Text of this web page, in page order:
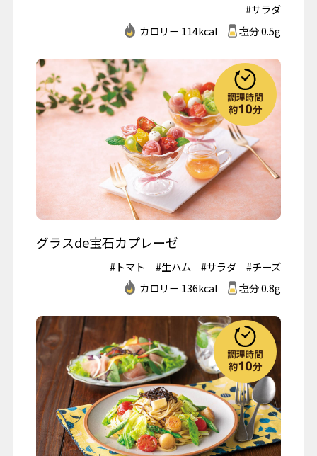
#サラダ
カロリー 114kcal
塩分 0.5g
グラスde宝石カプレーゼ
#トマト #生ハム #サラダ
#チーズ
カロリー 136kcal
塩分 0.8g